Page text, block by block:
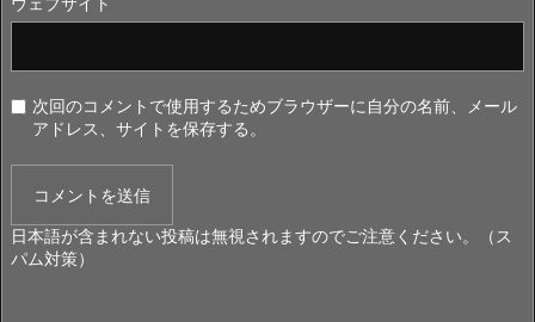
次回のコメントで使用するためブラウザーに自分の名前、メール
アドレス、サイトを保存する。
日本語が含まれない投稿は無視されますのでご注意ください。（ス
パム対策）